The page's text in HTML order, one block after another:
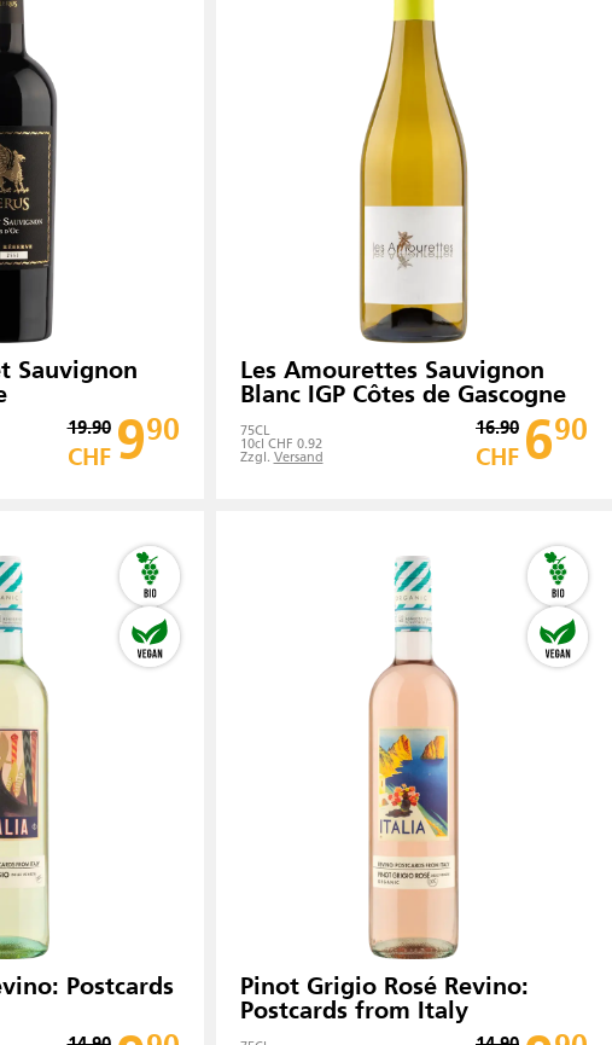
Sauvignon
19.90
CHF 990
Les Amourettes Sauvignon
Blanc IGP Côtes de Gascogne
75CL
10cl CHF 0.92
Zzgl. Versand
16.90
CHF 690
Postcards
Pinot Grigio Rosé Revino:
Postcards from Italy